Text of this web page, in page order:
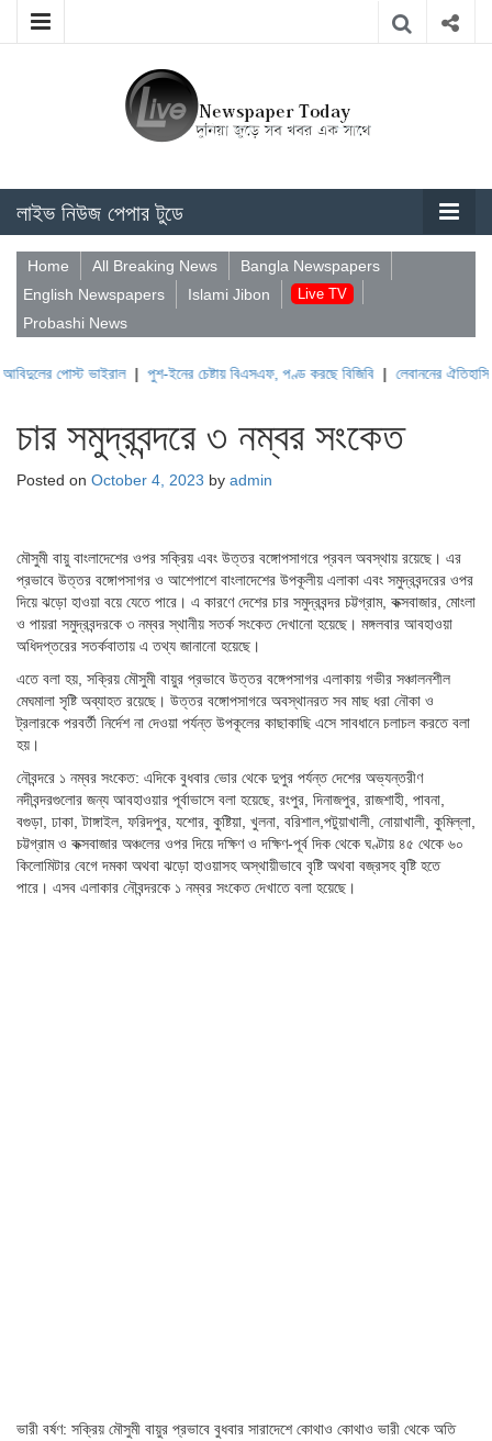
লাইভ নিউজ পেপার টুডে
Home All Breaking News
Bangla Newspapers
English Newspapers
Islami Jibon Live TV
Probashi News
ভাইরাল|পুশ-ইনের চেষ্টায় বিএসএফ, পণ্ড করছে বিজিবি|লেবাননের ঐতিহাসিক
চার সমুদ্রবন্দরে ৩ নম্বর সংকেত
Posted on October 4, 2023 by admin
মৌসুমী বায়ু বাংলাদেশের ওপর সক্রিয় এবং উত্তর বঙ্গোপসাগরে প্রবল অবস্থায় রয়েছে। এর
প্রভাবে উত্তর বঙ্গোপসাগর ও আশেপাশে বাংলাদেশের উপকূলীয় এলাকা এবং সমুদ্রবন্দরের ওপর
দিয়ে ঝড়ো হাওয়া বয়ে যেতে পারে। এ কারণে দেশের চার সমুদ্রবন্দর চট্টগ্রাম, কক্সবাজার, মোংলা
ও পায়রা সমুদ্রবন্দরকে ৩ নম্বর স্থানীয় সতর্ক সংকেত দেখানো হয়েছে। মঙ্গলবার আবহাওয়া
অধিদপ্তরের সতর্কবাতায় এ তথ্য জানানো হয়েছে।
এতে বলা হয়, সক্রিয় মৌসুমী বায়ুর প্রভাবে উত্তর বঙ্গেপসাগর এলাকায় গভীর সঞ্চালনশীল
মেঘমালা সৃষ্টি অব্যাহত রয়েছে। উত্তর বঙ্গোপসাগরে অবস্থানরত সব মাছ ধরা নৌকা ও
ট্রলারকে পরবর্তী নির্দেশ না দেওয়া পর্যন্ত উপকূলের কাছাকাছি এসে সাবধানে চলাচল করতে বলা
হয়।
নৌবন্দরে ১ নম্বর সংকেত: এদিকে বুধবার ভোর থেকে দুপুর পর্যন্ত দেশের অভ্যন্তরীণ
নদীবন্দরগুলোর জন্য আবহাওয়ার পূর্বাভাসে বলা হয়েছে, রংপুর, দিনাজপুর, রাজশাহী, পাবনা,
বগুড়া, ঢাকা, টাঙ্গাইল, ফরিদপুর, যশোর, কুষ্টিয়া, খুলনা, বরিশাল,পটুয়াখালী, নোয়াখালী, কুমিল্লা,
চট্টগ্রাম ও কক্সবাজার অঞ্চলের ওপর দিয়ে দক্ষিণ ও দক্ষিণ-পূর্ব দিক থেকে ঘণ্টায় ৪৫ থেকে ৬০
কিলোমিটার বেগে দমকা অথবা ঝড়ো হাওয়াসহ অস্থায়ীভাবে বৃষ্টি অথবা বজ্রসহ বৃষ্টি হতে
পারে। এসব এলাকার নৌবন্দরকে ১ নম্বর সংকেত দেখাতে বলা হয়েছে।
ভারী বর্ষণ: সক্রিয় মৌসুমী বায়ুর প্রভাবে বুধবার সারাদেশে কোথাও কোথাও ভারী থেকে অতি